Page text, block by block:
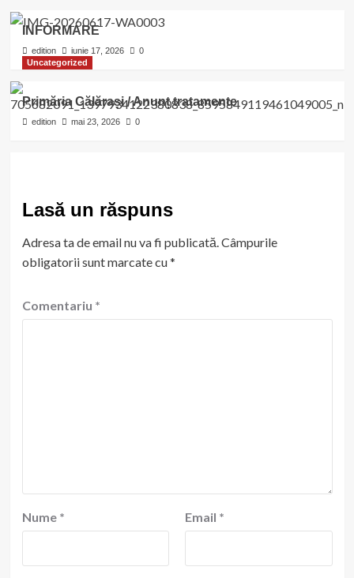
INFORMARE
edition iunie 17, 2026
0
Uncategorized
Primăria Călărași / Anunț tratamente
edition mai 23, 2026 0
Lasă un răspuns
Adresa ta de email nu va fi publicată.Câmpurile
obligatorii sunt marcate cu*
Comentariu *
Nume * Email *